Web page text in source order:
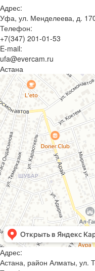
Адрес:
Уфа, ул. Менделеева, д.
Телефон:
+7(347) 201-01-53
E-mail:
ufa@evercam.ru
Астана
Адрес:
Астана, район Алматы, ул.